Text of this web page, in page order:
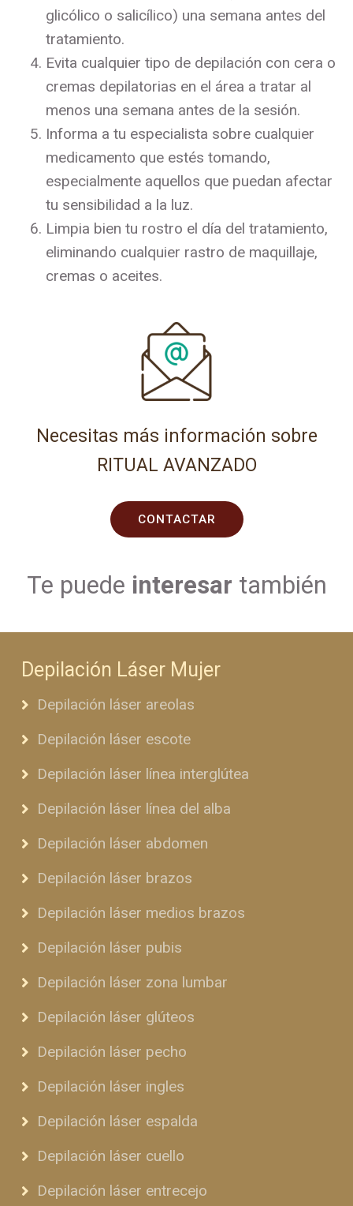
glicólico o salicílico) una semana antes del
tratamiento.
Evita cualquier tipo de depilación con cera o
cremas depilatorias en el área a tratar al
menos una semana antes de la sesión.
Informa a tu especialista sobre cualquier
medicamento que estés tomando,
especialmente aquellos que puedan afectar
tu sensibilidad a la luz.
Limpia bien tu rostro el día del tratamiento,
eliminando cualquier rastro de maquillaje,
cremas o aceites.
Necesitas más información sobre
RITUAL AVANZADO
CONTACTAR
Te puede interesar también
Depilación Láser Mujer
Depilación láser areolas
Depilación láser escote
Depilación láser línea interglútea
Depilación láser línea del alba
Depilación láser abdomen
Depilación láser brazos
Depilación láser medios brazos
Depilación láser pubis
Depilación láser zona lumbar
Depilación láser glúteos
Depilación láser pecho
Depilación láser ingles
Depilación láser espalda
Depilación láser cuello
Depilación láser entrecejo